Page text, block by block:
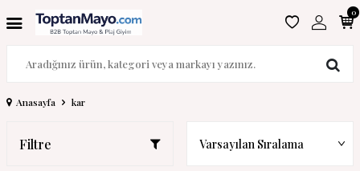
0
Anasayfa kar
Filtre